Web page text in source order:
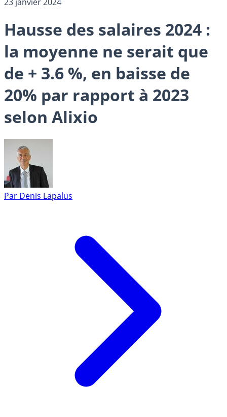
Hausse des salaires 2024 :
la moyenne ne serait que
de + 3.6 %, en baisse de
20% par rapport à 2023
selon Alixio
Par Denis Lapalus